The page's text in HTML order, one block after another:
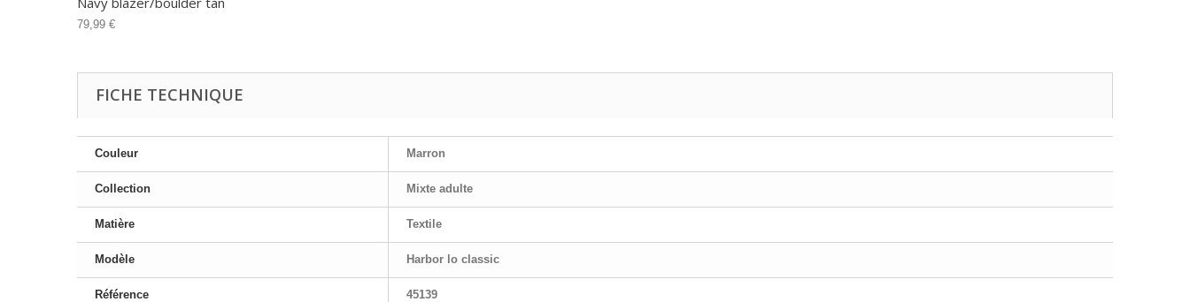
79,99 €
FICHE TECHNIQUE
Couleur Marron
Collection Mixte adulte
Matière Textile
Modèle Harbor lo classic
Référence 45139